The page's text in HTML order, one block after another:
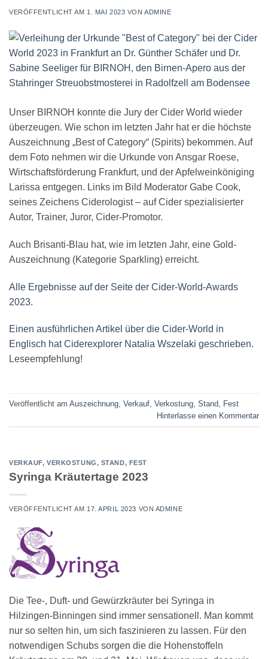
VERÖFFENTLICHT AM 1. MAI 2023 VONADMINE
Unser BIRNOH konnte die Jury der Cider World wieder
überzeugen. Wie schon im letzten Jahr hat er die höchste
Auszeichnung „Best of Category“ (Spirits) bekommen. Auf
dem Foto nehmen wir die Urkunde von Ansgar Roese,
Wirtschaftsförderung Frankfurt, und der Apfelweinköniging
Larissa entgegen. Links im Bild Moderator Gabe Cook,
seines Zeichens Ciderologist – auf Cider spezialisierter
Autor, Trainer, Juror, Cider-Promotor.
Auch Brisanti-Blau hat, wie im letzten Jahr, eine Gold-
Auszeichnung (Kategorie Sparkling) erreicht.
Alle Ergebnisse auf der Seite der Cider-World-Awards
2023.
Einen ausführlichen Artikel über die Cider-World in
Englisch hat Ciderexplorer Natalia Wszelaki geschrieben.
Leseempfehlung!
Veröffentlicht am Auszeichnung Verkauf, Verkostung, Stand, Fest
Hinterlasse einen Kommentar
VERKAUF, VERKOSTUNG, STAND, FEST
Syringa Kräutertage 2023
VERÖFFENTLICHT AM 17. APRIL 2023 VON ADMINE
Die Tee-, Duft- und Gewürzkräuter bei Syringa in
Hilzingen-Binningen sind immer sensationell. Man kommt
nur so selten hin, um sich faszinieren zu lassen. Für den
notwendigen Schubs sorgen die die Hohenstoffeln